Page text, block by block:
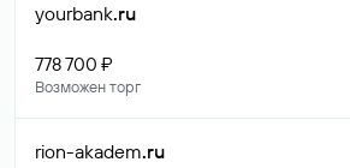
yourbank.ru
778 700 ₽
Возможен торг
rion-akadem.ru